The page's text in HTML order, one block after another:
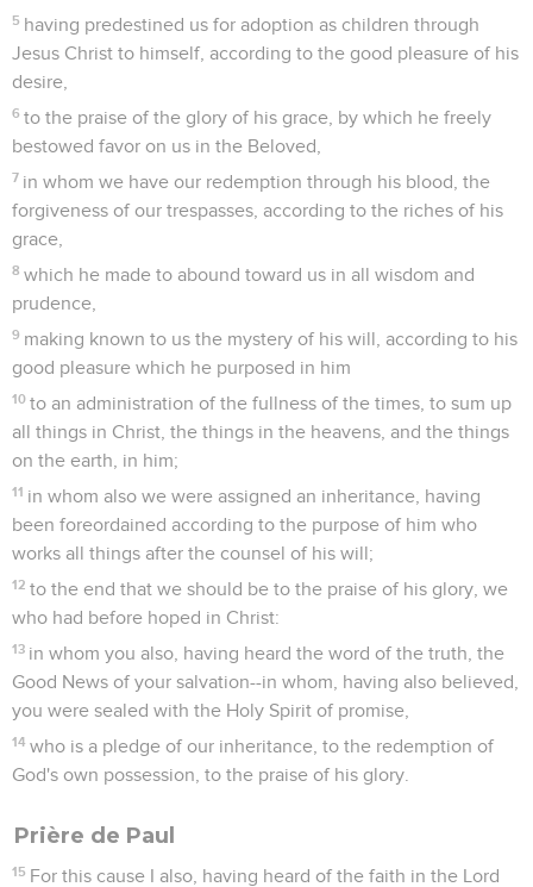
5 having predestined us for adoption as children through
Jesus Christ to himself, according to the good pleasure of his
desire,
6 to the praise of the glory of his grace, by which he freely
bestowed favor on us in the Beloved,
7 in whom we have our redemption through his blood, the
forgiveness of our trespasses, according to the riches of his
grace,
8 which he made to abound toward us in all wisdom and
prudence,
9 making known to us the mystery of his will, according to his
good pleasure which he purposed in him
10 to an administration of the fullness of the times, to sum up
all things in Christ, the things in the heavens, and the things
on the earth, in him;
11 in whom also we were assigned an inheritance, having
been foreordained according to the purpose of him who
works all things after the counsel of his will;
12 to the end that we should be to the praise of his glory, we
who had before hoped in Christ:
13 in whom you also, having heard the word of the truth, the
Good News of your salvation--in whom, having also believed,
you were sealed with the Holy Spirit of promise,
14 who is a pledge of our inheritance, to the redemption of
God's own possession, to the praise of his glory.
Prière de Paul
15 For this cause I also, having heard of the faith in the Lord